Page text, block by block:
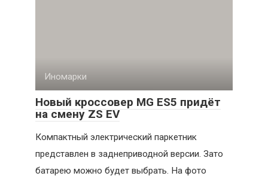
Иномарки
Новый кроссовер MG ES5 придёт
на смену ZS EV
Компактный электрический паркетник
представлен в заднеприводной версии. Зато
батарею можно будет выбрать. На фото